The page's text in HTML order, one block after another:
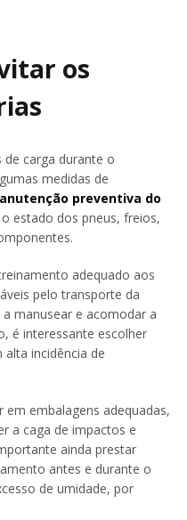
os
de carga durante o
medidas de
preventiva do
estado dos pneus, freios,
adequado aos
pelo transporte da
manusear e acomodar a
é interessante escolher
incidência de
embalagens adequadas,
a caga de impactos e
ainda prestar
antes e durante o
de umidade, por